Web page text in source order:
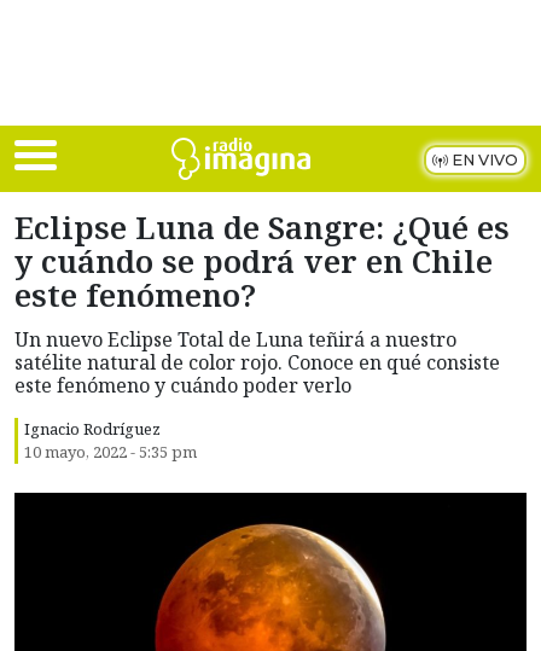
EN VIVO
Eclipse Luna de Sangre: ¿Qué es
y cuándo se podrá ver en Chile
este fenómeno?
Un nuevo Eclipse Total de Luna teñirá a nuestro
satélite natural de color rojo. Conoce en qué consiste
este fenómeno y cuándo poder verlo
Ignacio Rodríguez
10 mayo, 2022 - 5:35 pm